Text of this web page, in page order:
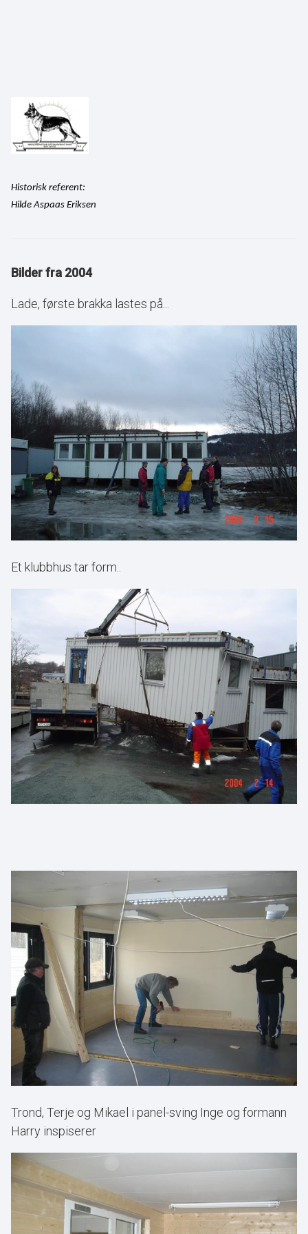
Historisk referent:
Hilde Aspaas Eriksen
Bilder fra 2004
Lade, første brakka lastes på...
Et klubbhus tar form..
Trond, Terje og Mikael i panel-sving Inge og formann
Harry inspiserer